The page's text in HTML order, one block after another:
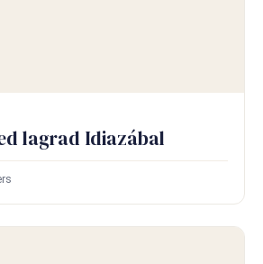
lagrad Idiazábal